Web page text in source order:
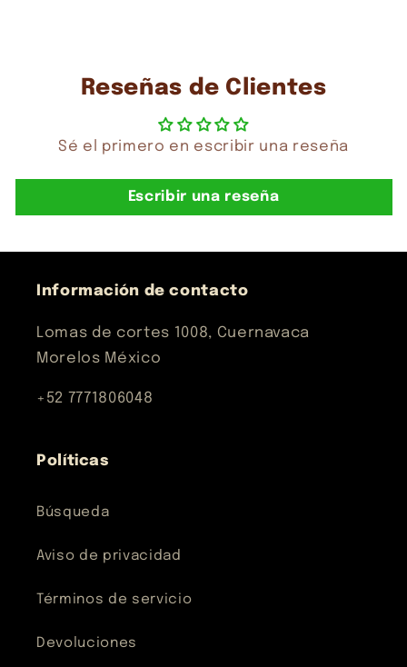
Reseñas de Clientes
Sé el primero en escribir una reseña
Escribir una reseña
Información de contacto
Lomas de cortes 1008, Cuernavaca
Morelos México
+52 7771806048
Políticas
Búsqueda
Aviso de privacidad
Términos de servicio
Devoluciones